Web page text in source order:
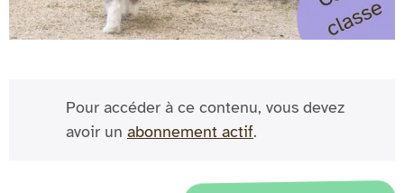
Pour accéder à ce contenu, vous devez
avoir un abonnement actif.